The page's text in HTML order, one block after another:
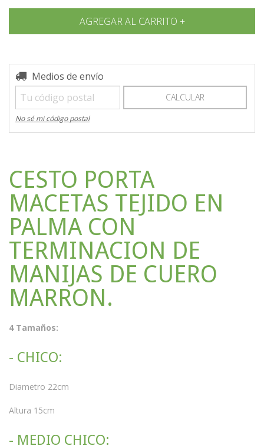
Entregas para el CP:
Medios de envío
CALCULAR
No sé mi código postal
CESTO PORTA
MACETAS TEJIDO EN
PALMA CON
TERMINACION DE
MANIJAS DE CUERO
MARRON.
4 Tamaños:
- CHICO:
Diametro 22cm
Altura 15cm
- MEDIO CHICO: